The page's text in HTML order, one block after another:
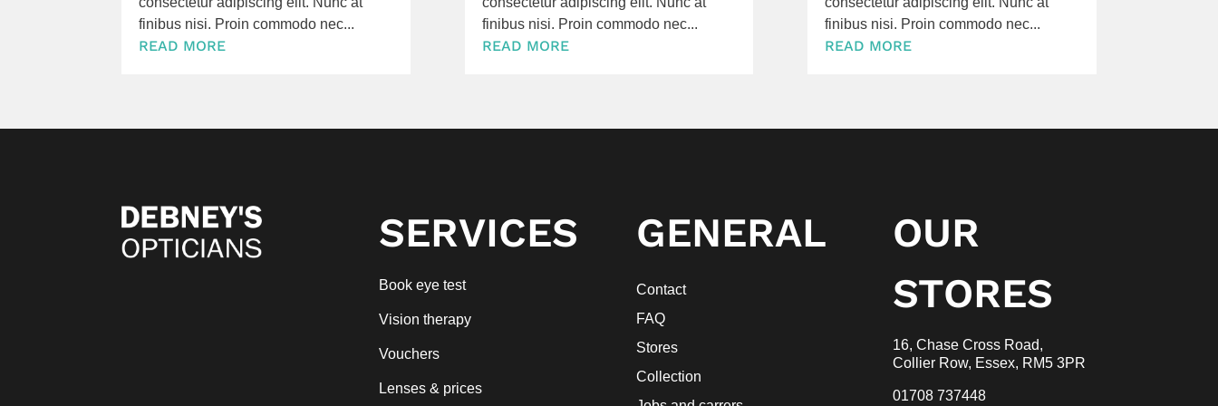
finibus nisi. Proin commodo nec...
READ MORE
finibus nisi. Proin commodo nec...
READ MORE
finibus nisi. Proin commodo nec...
READ MORE
SERVICES
Book eye test
Vision therapy
Vouchers
Lenses & prices
GENERAL
Contact
FAQ
Stores
Collection
OUR
STORES
16, Chase Cross Road,
Collier Row, Essex, RM5 3PR
01708 737448